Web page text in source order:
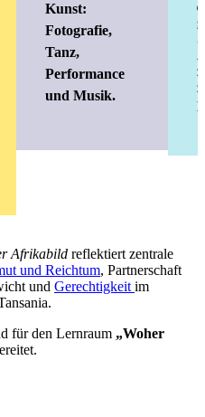
Kunst:
Fotografie,
Tanz,
Performance
und Musik.
Afrikabild reflektiert zentrale
und Reichtum, Partnerschaft
und Gerechtigkeit im
für den Lernraum „Woher